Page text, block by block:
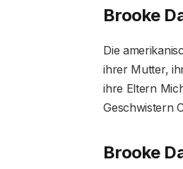
Brooke
Die
ihrer Mutter,
ihre Eltern
Geschwistern
Brooke